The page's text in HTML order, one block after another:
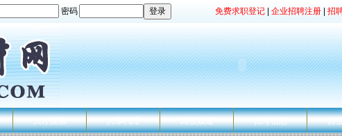
密码 免费求职登记 企业招聘注册 招
人才搜索 人事代理 高校频道 招考信息 自